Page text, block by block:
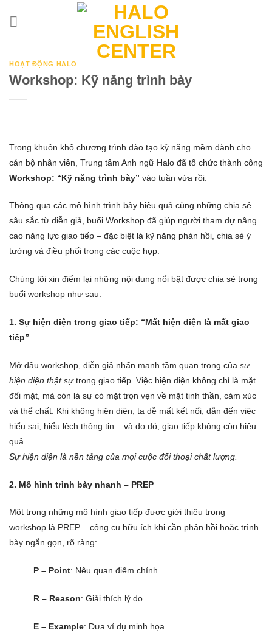
HOẠT ĐỘNG HALO
Workshop: Kỹ năng trình bày
Trong khuôn khổ chương trình đào tạo kỹ năng mềm dành cho
cán bộ nhân viên, Trung tâm Anh ngữ Halo đã tổ chức thành công
Workshop: “Kỹ năng trình bày” vào tuần vừa rồi.
Thông qua các mô hình trình bày hiệu quả cùng những chia sẻ
sâu sắc từ diễn giả, buổi Workshop đã giúp người tham dự nâng
cao năng lực giao tiếp – đặc biệt là kỹ năng phản hồi, chia sẻ ý
tưởng và điều phối trong các cuộc họp.
Chúng tôi xin điểm lại những nội dung nổi bật được chia sẻ trong
buổi workshop như sau:
1. Sự hiện diện trong giao tiếp: “Mất hiện diện là mất giao
tiếp”
Mở đầu workshop, diễn giả nhấn mạnh tầm quan trọng của sự
hiện diện thật sựtrong giao tiếp. Việc hiện diện không chỉ là mặt
đối mặt, mà còn là sự có mặt trọn vẹn về mặt tinh thần, cảm xúc
và thể chất. Khi không hiện diện, ta dễ mất kết nối, dẫn đến việc
hiểu sai, hiểu lệch thông tin – và do đó, giao tiếp không còn hiệu
quả.
Sự hiện diện là nền tảng của mọi cuộc đối thoại chất lượng.
2. Mô hình trình bày nhanh – PREP
Một trong những mô hình giao tiếp được giới thiệu trong
workshop là PREP – công cụ hữu ích khi cần phản hồi hoặc trình
bày ngắn gọn, rõ ràng:
P – Point: Nêu quan điểm chính
R – Reason: Giải thích lý do
E – Example: Đưa ví dụ minh họa